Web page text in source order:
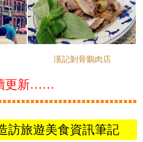
漢記剝骨鵝肉店
更新……
訪旅遊美食資訊筆記